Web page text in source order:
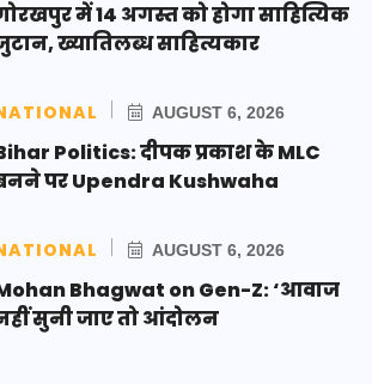
में 14 अगस्त को होगा साहित्यिक
ख्यातिलब्ध साहित्यकार
AUGUST 6, 2026
Politics: दीपक प्रकाश के MLC
पर Upendra Kushwaha
AUGUST 6, 2026
Bhagwat on Gen-Z: ‘आवाज
सुनी जाए तो आंदोलन